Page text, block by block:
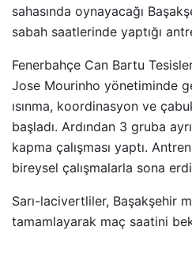
sahasında oynayacağı
sabah saatlerinde yaptığı
Fenerbahçe Can Bartu
Jose Mourinho yönetiminde
ısınma, koordinasyon ve
başladı. Ardından 3 gruba
kapma çalışması yaptı.
bireysel çalışmalarla sona
Sarı-lacivertliler, Başakşehir
tamamlayarak maç saatini